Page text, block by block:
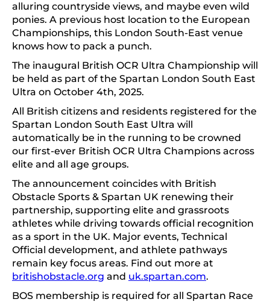
alluring countryside views, and maybe even wild
ponies. A previous host location to the European
Championships, this London South-East venue
knows how to pack a punch.
The inaugural British OCR Ultra Championship will
be held as part of the Spartan London South East
Ultra on October 4th, 2025.
All British citizens and residents registered for the
Spartan London South East Ultra will
automatically be in the running to be crowned
our first-ever British OCR Ultra Champions across
elite and all age groups.
The announcement coincides with British
Obstacle Sports & Spartan UK renewing their
partnership, supporting elite and grassroots
athletes while driving towards official recognition
as a sport in the UK. Major events, Technical
Official development, and athlete pathways
remain key focus areas. Find out more at
britishobstacle.org and uk.spartan.com.
BOS membership is required for all Spartan Race